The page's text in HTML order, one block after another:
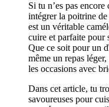
Si tu n’es pas
intégrer la poitrine
est un véritable
cuire et parfaite pour
Que ce soit pour un
même un repas
les occasions avec
Dans cet article, tu
savoureuses pour